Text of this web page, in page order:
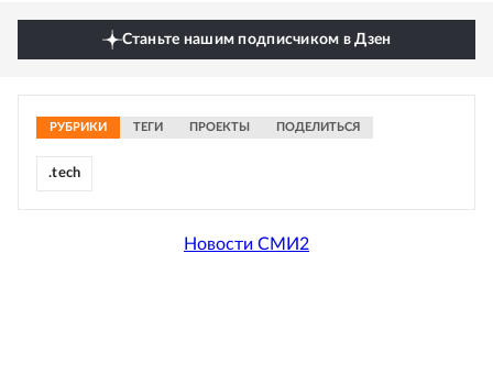
Станьте нашим подписчиком в Дзен
РУБРИКИ ТЕГИ ПРОЕКТЫ ПОДЕЛИТЬСЯ
.tech
Новости СМИ2